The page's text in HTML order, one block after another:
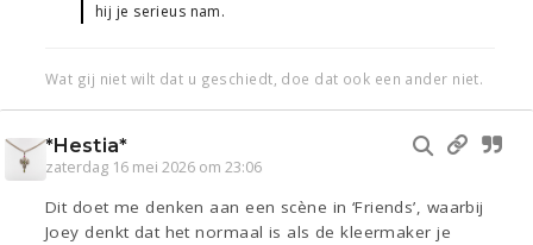
hij je serieus nam.
Wat gij niet wilt dat u geschiedt, doe dat ook een ander niet.
*Hestia*
zaterdag 16 mei 2026 om 23:06
Dit doet me denken aan een scène in ‘Friends’, waarbij
Joey denkt dat het normaal is als de kleermaker je